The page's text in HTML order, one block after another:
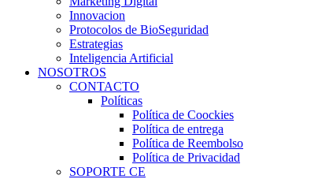
Innovacion
Protocolos de BioSeguridad
Estrategias
Inteligencia Artificial
NOSOTROS
CONTACTO
Políticas
Política de Coockies
Política de entrega
Política de Reembolso
Política de Privacidad
SOPORTE CE